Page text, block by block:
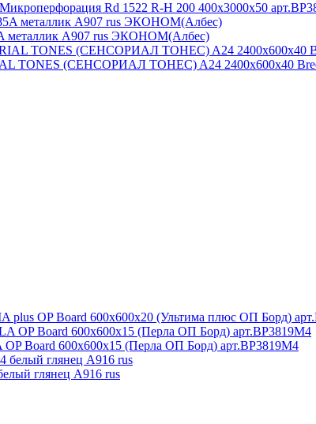
Rd 1522 R-H 200 400x3000x50
металлик А907 rus ЭКОНОМ(Албес)
TONES (СЕНСОРИАЛ ТОНЕС) A24 2400x600x40
plus OP Board 600x600x20 (Ультима плюс ОП Борд)
OP Board 600x600x15 (Перла ОП Борд) арт.BP3819M4
глянец A916 rus